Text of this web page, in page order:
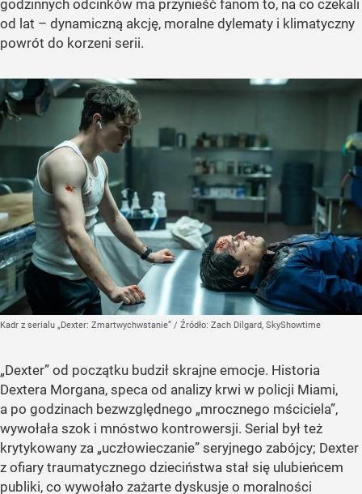
godzinnych odcinków ma przynieść fanom to, na co czekali
od lat – dynamiczną akcję, moralne dylematy i klimatyczny
powrót do korzeni serii.
Kadr z serialu „Dexter: Zmartwychwstanie” / Źródło: Zach Dilgard, SkyShowtime
„Dexter” od początku budził skrajne emocje. Historia
Dextera Morgana, speca od analizy krwi w policji Miami,
a po godzinach bezwzględnego „mrocznego mściciela”,
wywołała szok i mnóstwo kontrowersji. Serial był też
krytykowany za „uczłowieczanie” seryjnego zabójcy; Dexter
z ofiary traumatycznego dzieciństwa stał się ulubieńcem
publiki, co wywołało zażarte dyskusje o moralności